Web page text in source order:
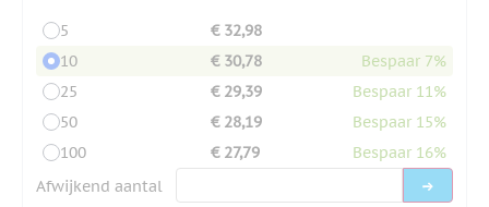
5
€ 32,98
10
€ 30,78
Bespaar 7%
25
€ 29,39
Bespaar 11%
50
€ 28,19
Bespaar 15%
100
€ 27,79
Bespaar 16%
Afwijkend aantal